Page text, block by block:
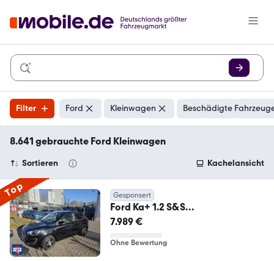
Filter Ford Kleinwagen Beschädigte
8.641 gebrauchte Ford Kleinwagen
Sortieren Kachelansicht
Top Gesponsert
Ford Ka+ 1.2 S&S
PDC+KLIMA+ALLWETTERREIFEN+
7.989 €
Ohne Bewertung